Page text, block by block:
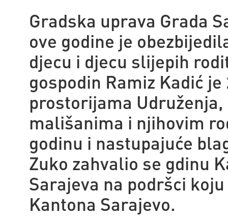
Gradska uprava Grada
ove godine je
djecu i djecu slijepih
gospodin Ramiz Kadić
prostorijama
mališanima i njihovim
godinu i nastupajuće
Zuko zahvalio se gdinu
Sarajeva na podršci
Kantona Sarajevo.